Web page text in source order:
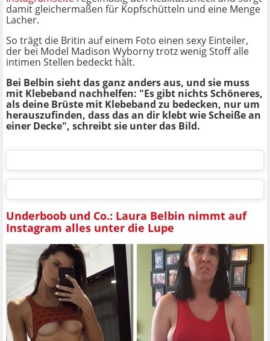
damit gleichermaßen für Kopfschütteln und eine Menge
Lacher.
So trägt die Britin auf einem Foto einen sexy Einteiler,
der bei Model Madison Wyborny trotz wenig Stoff alle
intimen Stellen bedeckt hält.
Bei Belbin sieht das ganz anders aus, und sie muss
mit Klebeband nachhelfen: "Es gibt nichts Schöneres,
als deine Brüste mit Klebeband zu bedecken, nur um
herauszufinden, dass das an dir klebt wie Scheiße an
einer Decke", schreibt sie unter das Bild.
Underboob und Co.: Laura Belbin nimmt auf
Instagram alles unter die Lupe